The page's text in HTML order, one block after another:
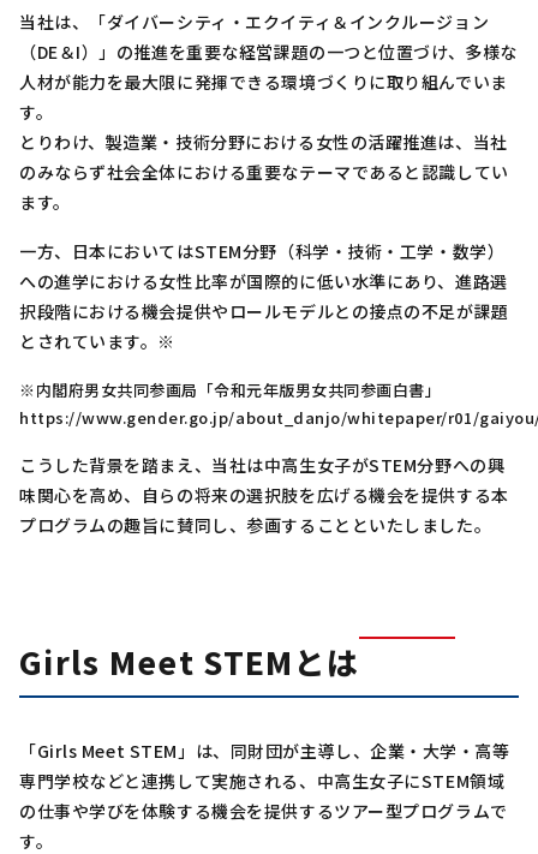
当社は、「ダイバーシティ・エクイティ＆インクルージョン
（DE＆I）」の推進を重要な経営課題の一つと位置づけ、多様な
人材が能力を最大限に発揮できる環境づくりに取り組んでいま
す。
とりわけ、製造業・技術分野における女性の活躍推進は、当社
のみならず社会全体における重要なテーマであると認識してい
ます。
一方、日本においてはSTEM分野（科学・技術・工学・数学）
への進学における女性比率が国際的に低い水準にあり、進路選
択段階における機会提供やロールモデルとの接点の不足が課題
とされています。※
※内閣府男女共同参画局「令和元年版男女共同参画白書」
https://www.gender.go.jp/about_danjo/whitepaper/r01/
こうした背景を踏まえ、当社は中高生女子がSTEM分野への興
味関心を高め、自らの将来の選択肢を広げる機会を提供する本
プログラムの趣旨に賛同し、参画することといたしました。
Girls Meet STEMとは
「Girls Meet STEM」は、同財団が主導し、企業・大学・高等
専門学校などと連携して実施される、中高生女子にSTEM領域
の仕事や学びを体験する機会を提供するツアー型プログラムで
す。